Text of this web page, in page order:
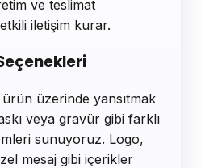
ve teslimat
iletişim kurar.
üzerinde yansıtmak
veya gravür gibi farklı
sunuyoruz. Logo,
mesaj gibi içerikler